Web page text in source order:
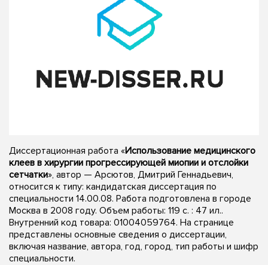
Диссертационная работа «Использование медицинского
клеев в хирургии прогрессирующей миопии и отслойки
сетчатки», автор — Арсютов, Дмитрий Геннадьевич,
относится к типу: кандидатская диссертация по
специальности 14.00.08. Работа подготовлена в городе
Москва в 2008 году. Объем работы: 119 с. : 47 ил..
Внутренний код товара: 01004059764. На странице
представлены основные сведения о диссертации,
включая название, автора, год, город, тип работы и шифр
специальности.